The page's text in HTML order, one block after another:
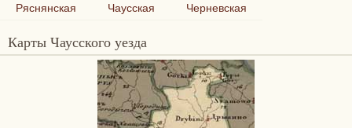
Ряснянская
Чаусская Черневская
Карты Чаусского уезда